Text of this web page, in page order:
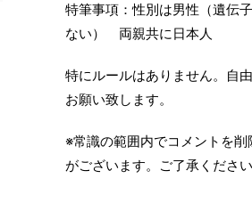
特筆事項：性別は男性（遺伝
ない） 両親共に日本人
特にルールはありません。自
お願い致します。
※常識の範囲内でコメントを削
がございます。ご了承ください